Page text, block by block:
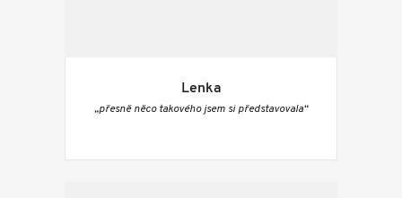
Lenka
„přesně něco takového jsem si představovala“